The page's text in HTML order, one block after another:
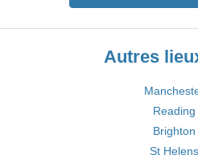
Autres
Reading
Brighton
St Helens